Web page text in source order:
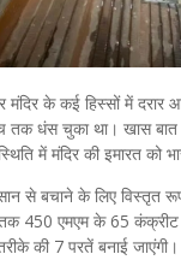
मंदिर के कई हिस्सों में
धंस चुका था। खास बात
में मंदिर की इमारत को
से बचाने के लिए विस्तृत
तक 450 एमएम के 65
की 7 परतें बनाई